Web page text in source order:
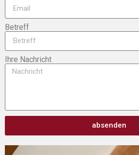
Betreff
Ihre Nachricht
absenden